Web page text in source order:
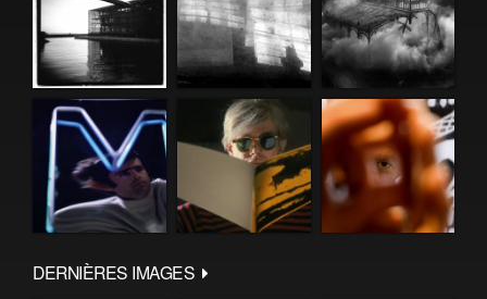
DERNIÈRES IMAGES